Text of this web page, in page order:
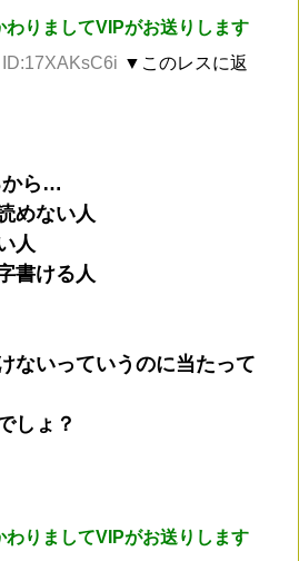
わりましてVIPがお送りします
▼このレスに返
から…
めない人
人
書ける人
ないっていうのに当たって
しょ？
わりましてVIPがお送りします